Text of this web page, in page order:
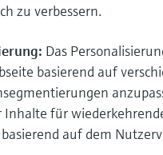
zu verbessern.
Das
basierend auf
Inhalte für
auf dem